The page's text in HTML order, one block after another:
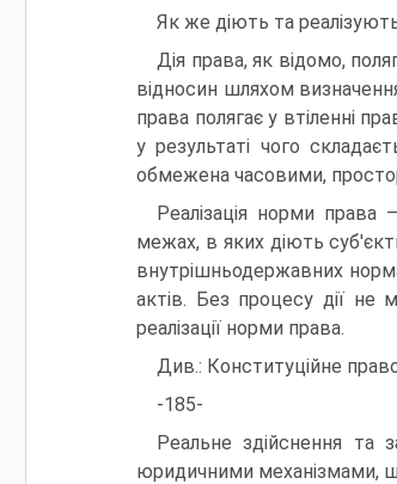
Як же діють та
Дія права, як відомо,
відносин шляхом
права полягає у втіленні
у результаті чого
обмежена часовими,
Реалізація норми
межах, в яких діють
внутрішньодержавних
актів. Без процесу дії
реалізації норми права.
Див.: Конституційне
-185-
Реальне здійснення та
юридичними механізмами,